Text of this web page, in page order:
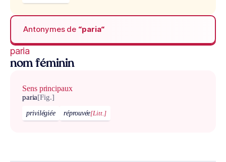
Antonymes de “paria“
paria
nom féminin
Sens principaux
paria[Fig.]
privilégiée réprouvée[Litt.]